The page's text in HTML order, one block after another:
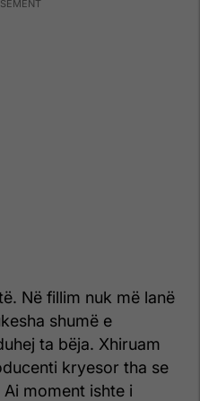
Në fillim nuk më lanë
shumë e
ta bëja. Xhiruam
kryesor tha se
moment ishte i